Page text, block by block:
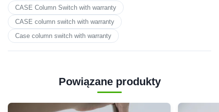
CASE Column Switch with warranty
CASE column switch with warranty
Case column switch with warranty
Powiązane produkty